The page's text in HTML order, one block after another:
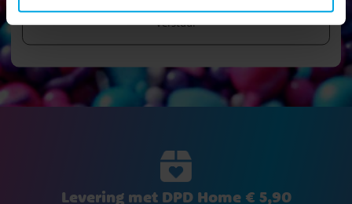
Verstuur
Levering met DPD Home € 5,90